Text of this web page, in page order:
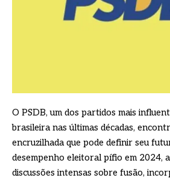
O PSDB, um dos partidos mais
brasileira nas últimas décadas,
encruzilhada que pode definir seu
desempenho eleitoral pífio em 2024,
discussões intensas sobre fusão,